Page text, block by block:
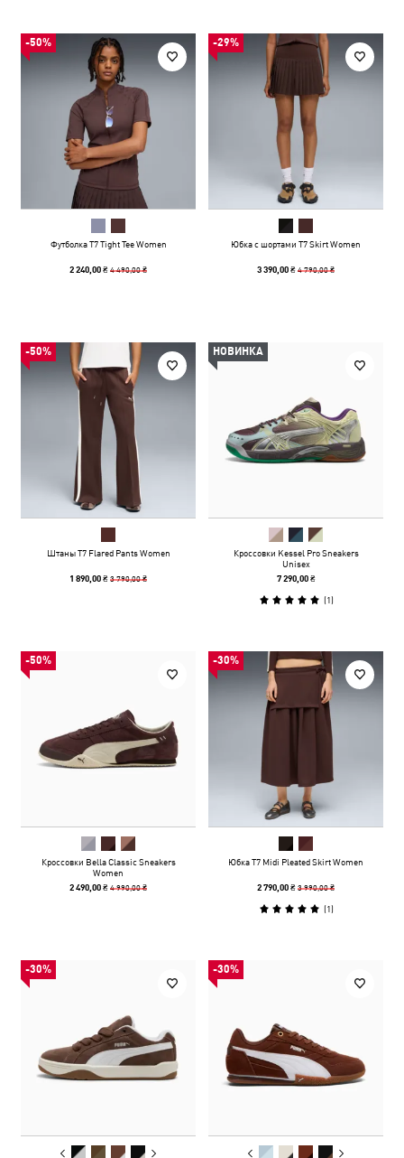
-50%
Футболка T7 Tight Tee Women
2 240,00 ₴4 490,00 ₴
-29%
Юбка с шортами T7 Skirt Women
3 390,00 ₴4 790,00 ₴
-50%
Штаны T7 Flared Pants Women
1 890,00 ₴3 790,00 ₴
НОВИНКА
Кроссовки Kessel Pro Sneakers
Unisex
7 290,00 ₴
(1)
-50%
Кроссовки Bella Classic Sneakers
Women
2 490,00 ₴4 990,00 ₴
-30%
Юбка T7 Midi Pleated Skirt Women
2 790,00 ₴3 990,00 ₴
(1)
-30% -30%